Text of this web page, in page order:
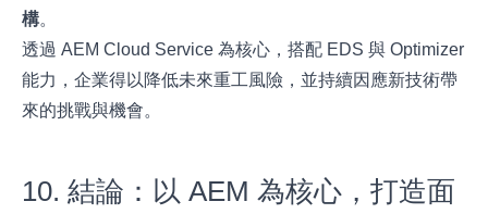
構。
透過 AEM Cloud Service 為核心，搭配 EDS 與 Optimizer
能力，企業得以降低未來重工風險，並持續因應新技術帶
來的挑戰與機會。
10. 結論：以 AEM 為核心，打造面